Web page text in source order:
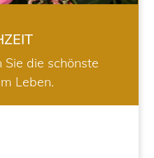
Sie die schönste
Leben.